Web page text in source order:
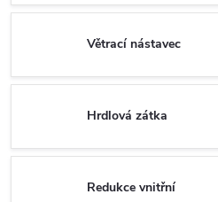
Větrací nástavec
Hrdlová zátka
Redukce vnitřní